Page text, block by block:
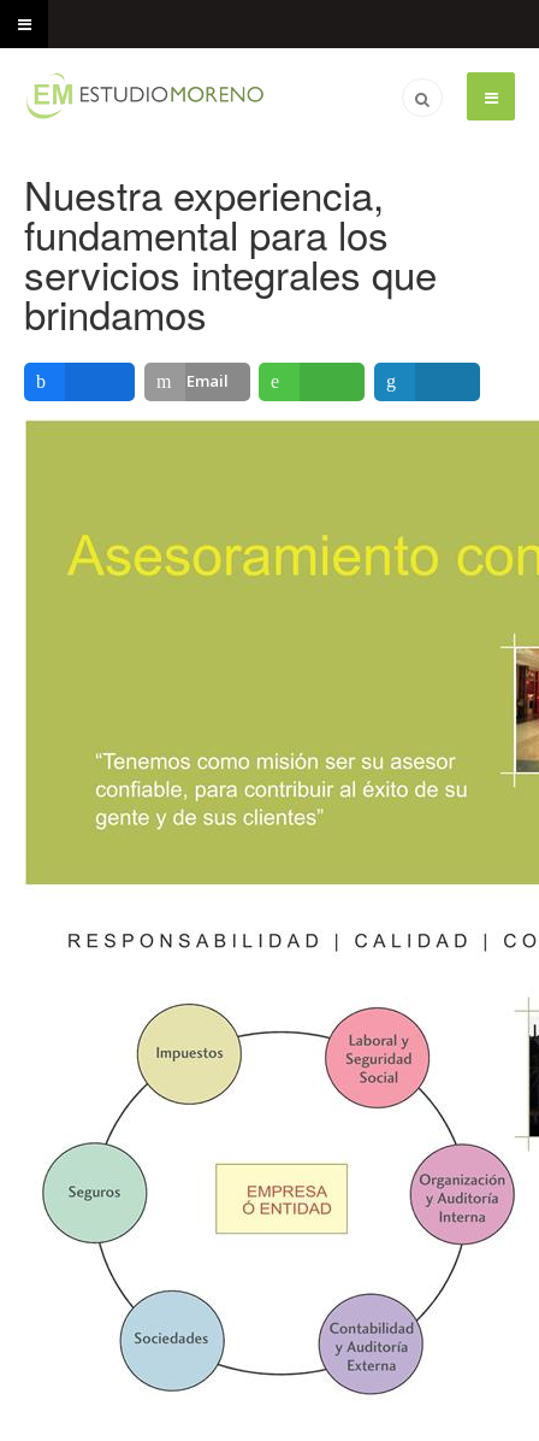
Nuestra experiencia,
fundamental para los
servicios integrales que
brindamos
Compartir
Email
Compartir
Compartir